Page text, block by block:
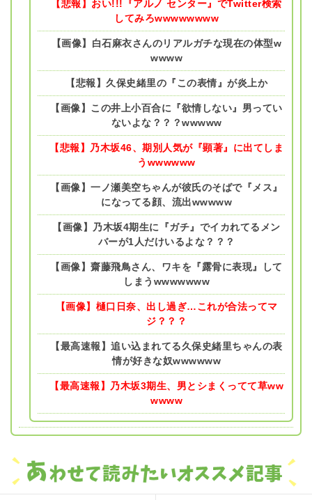
【悲報】おい!!!『アルノ センター』でTwitter検索
してみろwwwwwwww
【画像】白石麻衣さんのリアルガチな現在の体型w
wwww
【悲報】久保史緒里の『この表情』が炎上か
【画像】この井上小百合に『欲情しない』男ってい
ないよな？？？wwwww
【悲報】乃木坂46、期別人気が『顕著』に出てしま
うwwwwww
【画像】一ノ瀬美空ちゃんが彼氏のそばで『メス』
になってる顔、流出wwwww
【画像】乃木坂4期生に『ガチ』でイカれてるメン
バーが1人だけいるよな？？？
【画像】齋藤飛鳥さん、ワキを『露骨に表現』して
しまうwwwwwww
【画像】樋口日奈、出し過ぎ…これが合法ってマ
ジ？？？
【最高速報】追い込まれてる久保史緒里ちゃんの表
情が好きな奴wwwwww
【最高速報】乃木坂3期生、男とシまくってて草ww
wwww